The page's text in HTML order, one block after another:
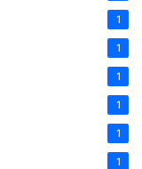
1
1
1
1
1
1